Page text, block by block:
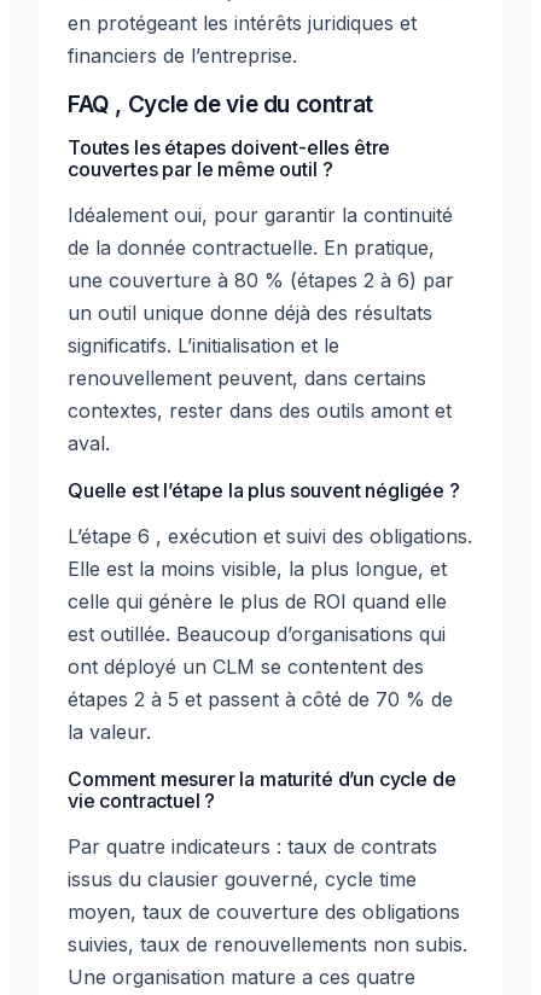
en protégeant les intérêts juridiques et
financiers de l’entreprise.
FAQ , Cycle de vie du contrat
Toutes les étapes doivent-elles être
couvertes par le même outil ?
Idéalement oui, pour garantir la continuité
de la donnée contractuelle. En pratique,
une couverture à 80 % (étapes 2 à 6) par
un outil unique donne déjà des résultats
significatifs. L’initialisation et le
renouvellement peuvent, dans certains
contextes, rester dans des outils amont et
aval.
Quelle est l’étape la plus souvent négligée ?
L’étape 6 , exécution et suivi des obligations.
Elle est la moins visible, la plus longue, et
celle qui génère le plus de ROI quand elle
est outillée. Beaucoup d’organisations qui
ont déployé un CLM se contentent des
étapes 2 à 5 et passent à côté de 70 % de
la valeur.
Comment mesurer la maturité d’un cycle de
vie contractuel ?
Par quatre indicateurs : taux de contrats
issus du clausier gouverné, cycle time
moyen, taux de couverture des obligations
suivies, taux de renouvellements non subis.
Une organisation mature a ces quatre